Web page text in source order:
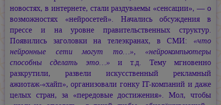
новостях, в интернете, стали раздуваемы «сенсации», — о
возможностях «нейросетей». Начались обсуждения в
прессе и на уровне правительственных структур.
Появились заголовки на телеэкранах, в СМИ: «что
нейронные сети могут то…», «нейрокомпьютеры
способны сделать это…» и т.д. Тему мгновенно
разкрутили, развели искусственный рекламный
ажиотаж-«хайп», организовали гонку IT-компаний и даже
целых стран, за «передовые достижения». Мол, чтобы